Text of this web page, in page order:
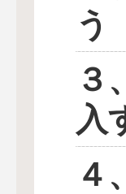
う
３、
入
４